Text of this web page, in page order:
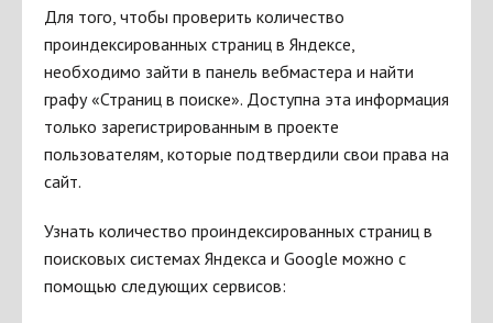
Для того, чтобы проверить количество
проиндексированных страниц в Яндексе,
необходимо зайти в панель вебмастера и найти
графу «Страниц в поиске». Доступна эта информация
только зарегистрированным в проекте
пользователям, которые подтвердили свои права на
сайт.
Узнать количество проиндексированных страниц в
поисковых системах Яндекса и Google можно с
помощью следующих сервисов: